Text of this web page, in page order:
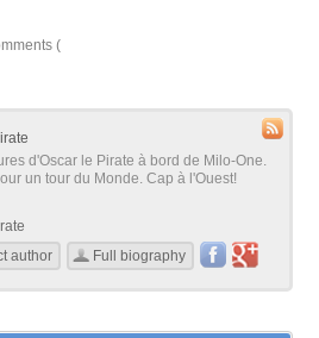
(
d'Oscar le Pirate à bord de Milo-One.
un tour du Monde. Cap à l'Ouest!
author
Full biography